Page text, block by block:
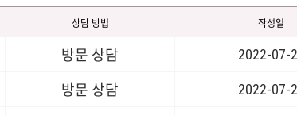
상담 방법 작성일
방문 상담 2022-07-
방문 상담 2022-07-